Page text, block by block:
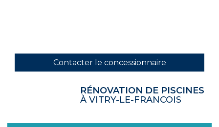
Contacter le concessionnaire
RÉNOVATION DE PISCINES
À VITRY-LE-FRANCOIS